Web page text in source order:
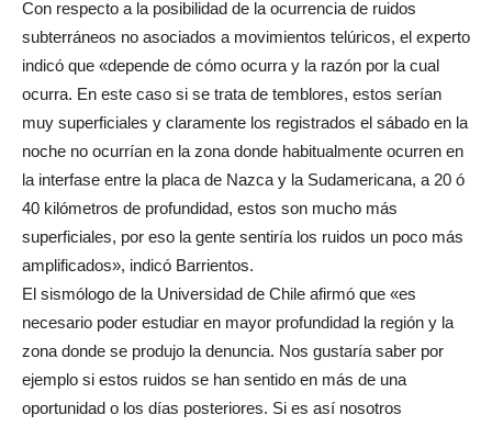
Con respecto a la posibilidad de la ocurrencia de ruidos
subterráneos no asociados a movimientos telúricos, el experto
indicó que «depende de cómo ocurra y la razón por la cual
ocurra. En este caso si se trata de temblores, estos serían
muy superficiales y claramente los registrados el sábado en la
noche no ocurrían en la zona donde habitualmente ocurren en
la interfase entre la placa de Nazca y la Sudamericana, a 20 ó
40 kilómetros de profundidad, estos son mucho más
superficiales, por eso la gente sentiría los ruidos un poco más
amplificados», indicó Barrientos.
El sismólogo de la Universidad de Chile afirmó que «es
necesario poder estudiar en mayor profundidad la región y la
zona donde se produjo la denuncia. Nos gustaría saber por
ejemplo si estos ruidos se han sentido en más de una
oportunidad o los días posteriores. Si es así nosotros